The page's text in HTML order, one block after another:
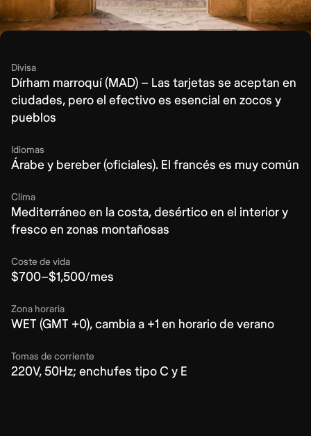
Divisa
Dírham marroquí (MAD) – Las tarjetas se aceptan en
ciudades, pero el efectivo es esencial en zocos y
pueblos
Idiomas
Árabe y bereber (oficiales). El francés es muy común
Clima
Mediterráneo en la costa, desértico en el interior y
fresco en zonas montañosas
Coste de vida
$700–$1,500/mes
Zona horaria
WET (GMT +0), cambia a +1 en horario de verano
Tomas de corriente
220V, 50Hz; enchufes tipo C y E